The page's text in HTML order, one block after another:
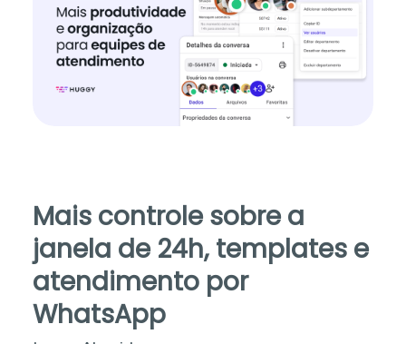
Mais controle sobre a
janela de 24h, templates e
atendimento por
WhatsApp